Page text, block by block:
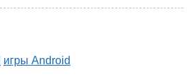
игры Android